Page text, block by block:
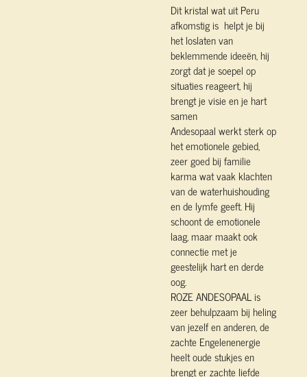
Dit kristal wat uit Peru
afkomstig is helpt je bij
het loslaten van
beklemmende ideeën, hij
zorgt dat je soepel op
situaties reageert, hij
brengt je visie en je hart
samen
Andesopaal werkt sterk op
het emotionele gebied,
zeer goed bij familie
karma wat vaak klachten
van de waterhuishouding
en de lymfe geeft. Hij
schoont de emotionele
laag, maar maakt ook
connectie met je
geestelijk hart en derde
oog.
ROZE ANDESOPAAL is
zeer behulpzaam bij heling
van jezelf en anderen, de
zachte Engelenenergie
heelt oude stukjes en
brengt er zachte liefde